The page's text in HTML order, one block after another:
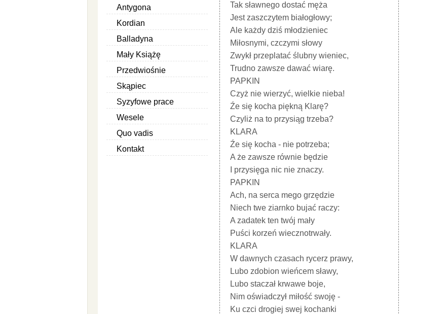
Antygona
Kordian
Balladyna
Mały Książę
Przedwiośnie
Skąpiec
Syzyfowe prace
Wesele
Quo vadis
Kontakt
Tak sławnego dostać męża
Jest zaszczytem białogłowy;
Ale każdy dziś młodzieniec
Miłosnymi, czczymi słowy
Zwykł przeplatać ślubny wieniec,
Trudno zawsze dawać wiarę.
PAPKIN
Czyż nie wierzyć, wielkie nieba!
Źe się kocha piękną Klarę?
Czyliż na to przysiąg trzeba?
KLARA
Źe się kocha - nie potrzeba;
A że zawsze równie będzie
I przysięga nic nie znaczy.
PAPKIN
Ach, na serca mego grzędzie
Niech twe ziarnko bujać raczy:
A zadatek ten twój mały
Puści korzeń wiecznotrwały.
KLARA
W dawnych czasach rycerz prawy,
Lubo zdobion wieńcem sławy,
Lubo staczał krwawe boje,
Nim oświadczył miłość swoję -
Ku czci drogiej swej kochanki